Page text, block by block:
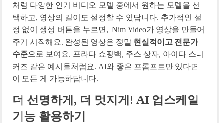
처럼 다양한 인기 비디오 모델 중에서 원하는 모델을 선
택하고, 영상의 길이도 설정할 수 있답니다. 추가적인 설
정 없이 생성 버튼을 누르면, Nim Video가 영상을 만들어
주기 시작해요. 완성된 영상은 정말 현실적이고 전문가
수준으로 보여요. 프라다 쇼핑백, 주스 상자, 아이다 스니
커즈 같은 예시들처럼요. AI와 좋은 프롬프트만 있다면
이 모든 게 가능하답니다.
더 선명하게, 더 멋지게! AI 업스케일
기능 활용하기